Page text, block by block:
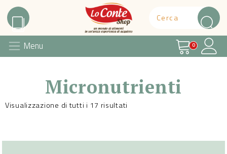
Lo Conte Shop
Menu Carrello
0
Micronutrienti
Visualizzazione di tutti i 17 risultati